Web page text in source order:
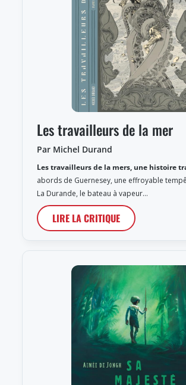
Les travailleurs de la mer
Par Michel Durand
Les travailleurs de la mers, une histoire
abords de Guernesey, une effroyable
La Durande, le bateau à vapeur…
LIRE LA CRITIQUE